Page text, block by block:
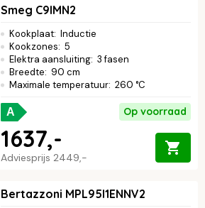
Smeg C9IMN2
Kookplaat: Inductie
Kookzones: 5
Elektra aansluiting: 3 fasen
Breedte: 90 cm
Maximale temperatuur: 260 °C
A Op voorraad
Adviesprijs 2449,-
1637,-
Bertazzoni MPL95I1ENNV2